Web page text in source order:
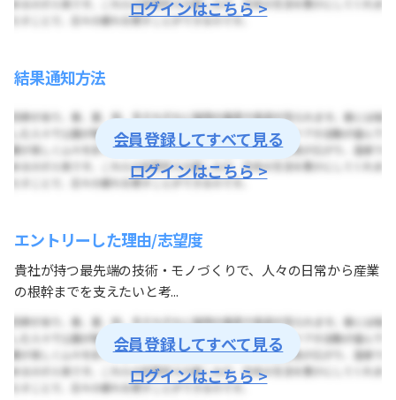
ログインはこちら >
結果通知方法
会員登録してすべて見る
ログインはこちら >
エントリーした理由/志望度
貴社が持つ最先端の技術・モノづくりで、人々の日常から産業
の根幹までを支えたいと考...
会員登録してすべて見る
ログインはこちら >